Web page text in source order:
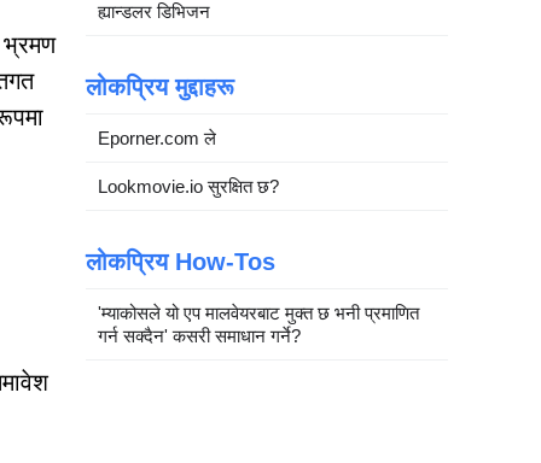
भ्रमण
ह्यान्डलर डिभिजन
लोकप्रिय मुद्दाहरू
Eporner.com ले
Lookmovie.io सुरक्षित छ?
लोकप्रिय How-Tos
'म्याकोसले यो एप मालवेयरबाट मुक्त छ भनी प्रमाणित
गर्न सक्दैन' कसरी समाधान गर्ने?